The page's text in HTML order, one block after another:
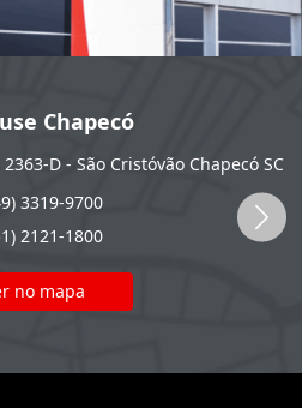
Chapecó
D - São Cristóvão Chapecó SC
3319-9700
2121-1800
no mapa